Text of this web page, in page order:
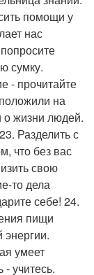
помощи у
нас
сумку.
- прочитайте
на
о жизни людей.
Разделить с
что без вас
свою
то дела
себе! 24.
пищи
энергии.
умеет
- учитесь.